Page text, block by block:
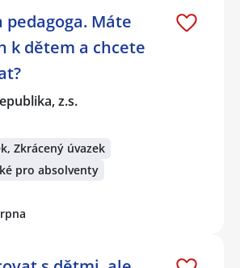
Máte
k dětem a chcete
z.s.
Zkrácený úvazek
pro absolventy